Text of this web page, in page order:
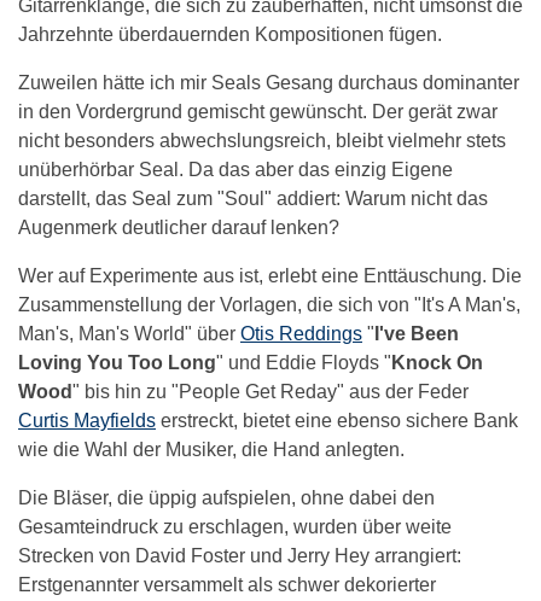
Gitarrenklänge, die sich zu zauberhaften, nicht umsonst die
Jahrzehnte überdauernden Kompositionen fügen.
Zuweilen hätte ich mir Seals Gesang durchaus dominanter
in den Vordergrund gemischt gewünscht. Der gerät zwar
nicht besonders abwechslungsreich, bleibt vielmehr stets
unüberhörbar Seal. Da das aber das einzig Eigene
darstellt, das Seal zum "Soul" addiert: Warum nicht das
Augenmerk deutlicher darauf lenken?
Wer auf Experimente aus ist, erlebt eine Enttäuschung. Die
Zusammenstellung der Vorlagen, die sich von "It's A Man's,
Man's, Man's World" über Otis Reddings " I've Been
Loving You Too Long" und Eddie Floyds " Knock On
Wood" bis hin zu "People Get Reday" aus der Feder
Curtis Mayfields erstreckt, bietet eine ebenso sichere Bank
wie die Wahl der Musiker, die Hand anlegten.
Die Bläser, die üppig aufspielen, ohne dabei den
Gesamteindruck zu erschlagen, wurden über weite
Strecken von David Foster und Jerry Hey arrangiert:
Erstgenannter versammelt als schwer dekorierter